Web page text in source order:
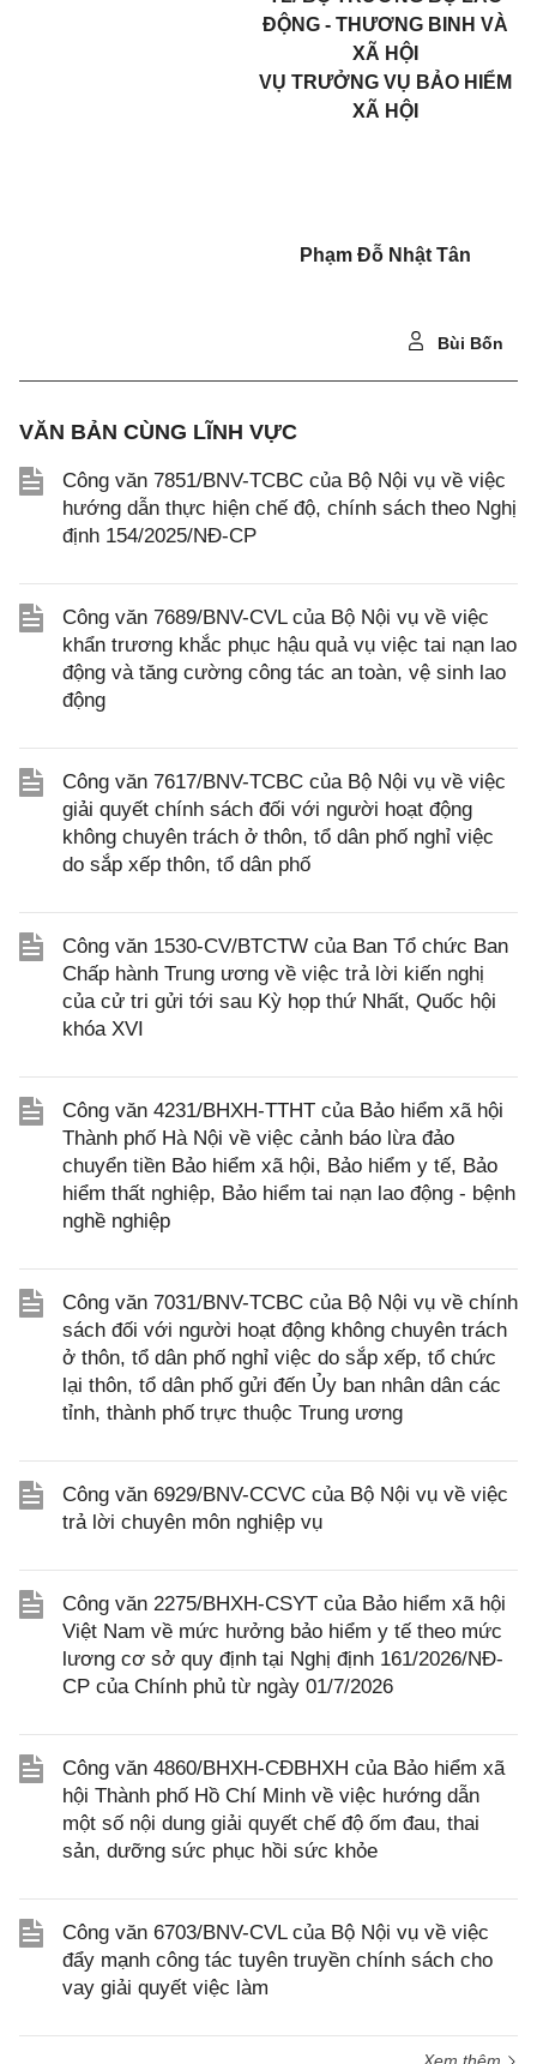
ĐỘNG - THƯƠNG BINH VÀ
XÃ HỘI
VỤ TRƯỞNG VỤ BẢO HIỂM
XÃ HỘI
Phạm Đỗ Nhật Tân
Bùi Bốn
VĂN BẢN CÙNG LĨNH VỰC
Công văn 7851/BNV-TCBC của Bộ Nội vụ về việc
hướng dẫn thực hiện chế độ, chính sách theo Nghị
định 154/2025/NĐ-CP
Công văn 7689/BNV-CVL của Bộ Nội vụ về việc
khẩn trương khắc phục hậu quả vụ việc tai nạn lao
động và tăng cường công tác an toàn, vệ sinh lao
động
Công văn 7617/BNV-TCBC của Bộ Nội vụ về việc
giải quyết chính sách đối với người hoạt động
không chuyên trách ở thôn, tổ dân phố nghỉ việc
do sắp xếp thôn, tổ dân phố
Công văn 1530-CV/BTCTW của Ban Tổ chức Ban
Chấp hành Trung ương về việc trả lời kiến nghị
của cử tri gửi tới sau Kỳ họp thứ Nhất, Quốc hội
khóa XVI
Công văn 4231/BHXH-TTHT của Bảo hiểm xã hội
Thành phố Hà Nội về việc cảnh báo lừa đảo
chuyển tiền Bảo hiểm xã hội, Bảo hiểm y tế, Bảo
hiểm thất nghiệp, Bảo hiểm tai nạn lao động - bệnh
nghề nghiệp
Công văn 7031/BNV-TCBC của Bộ Nội vụ về chính
sách đối với người hoạt động không chuyên trách
ở thôn, tổ dân phố nghỉ việc do sắp xếp, tổ chức
lại thôn, tổ dân phố gửi đến Ủy ban nhân dân các
tỉnh, thành phố trực thuộc Trung ương
Công văn 6929/BNV-CCVC của Bộ Nội vụ về việc
trả lời chuyên môn nghiệp vụ
Công văn 2275/BHXH-CSYT của Bảo hiểm xã hội
Việt Nam về mức hưởng bảo hiểm y tế theo mức
lương cơ sở quy định tại Nghị định 161/2026/NĐ-
CP của Chính phủ từ ngày 01/7/2026
Công văn 4860/BHXH-CĐBHXH của Bảo hiểm xã
hội Thành phố Hồ Chí Minh về việc hướng dẫn
một số nội dung giải quyết chế độ ốm đau, thai
sản, dưỡng sức phục hồi sức khỏe
Công văn 6703/BNV-CVL của Bộ Nội vụ về việc
đẩy mạnh công tác tuyên truyền chính sách cho
vay giải quyết việc làm